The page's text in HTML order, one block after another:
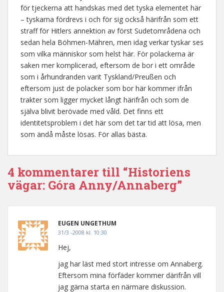
för tjeckerna att handskas med det tyska elementet här
– tyskarna fördrevs i och för sig också härifrån som ett
straff för Hitlers annektion av först Sudetområdena och
sedan hela Böhmen-Mähren, men idag verkar tyskar ses
som vilka människor som helst här. För polackerna är
saken mer komplicerad, eftersom de bor i ett område
som i århundranden varit Tyskland/Preußen och
eftersom just de polacker som bor här kommer ifrån
trakter som ligger mycket långt härifrån och som de
själva blivit berövade med våld. Det finns ett
identitetsproblem i det här som det tar tid att lösa, men
som ändå måste lösas. För allas bästa.
4 kommentarer till “Historiens
vägar: Góra Anny/Annaberg”
EUGEN UNGETHUM
31/3 -2008 kl. 10:30
Hej,
jag har läst med stort intresse om Annaberg.
Eftersom mina förfäder kommer därifrån vill
jag gärna starta en närmare diskussion.